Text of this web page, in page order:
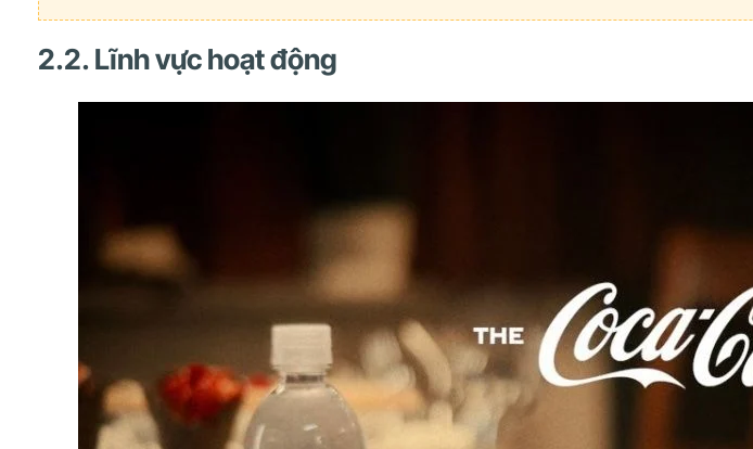
2.2. Lĩnh vực hoạt động